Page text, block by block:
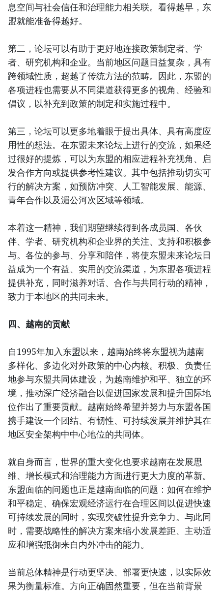
息空间与社会信任和治理能力相关联。看得越早，东
盟就能准备得越好。
第二，论坛可以有助于更好地连接政策制定者、学
者、研究机构和企业。当前地区问题日益复杂，具有
跨领域性质，超越了传统方法的范畴。因此，东盟的
各项进程也需要从不同渠道获得更多的视角、经验和
倡议，以补充到政策的制定和实施过程中。
第三，论坛可以更多地着眼于提出具体、具有高度应
用性的想法。在东盟未来论坛上进行的交流，如果经
过很好的提炼，可以为东盟的相应进程补充视角、启
发合作方向或提供参考性建议。其中包括推动切实可
行的解决方案，如预防冲突、人工智能发展、能源、
青年合作以及湄公河次区域等领域。
本着这一精神，我们期望继续得到各成员国、各伙
伴、学者、研究机构和企业界的关注、支持和积极参
与。各位的参与、分享和陪伴，将使东盟未来论坛日
益成为一个有益、实用的交流渠道，为东盟各项进程
提供补充，同时滋养对话、合作与共同行动的精神，
致力于本地区的共同未来。
四、越南的贡献
自1995年加入东盟以来，越南始终将东盟视为越南
多样化、多边化对外政策的中心内核。积极、负责任
地参与东盟共同体建设，为越南维护和平、独立的环
境，推动深广经济融合以促进国家发展和提升国际地
位作出了重要贡献。越南始终希望并努力与东盟各国
携手建设一个团结、有韧性、可持续发展并维护其在
地区安全架构中中心地位的共同体。
就自身而言，世界的重大变化也要求越南在发展思
维、增长模式和治理能力方面进行更大力度的革新。
东盟面临的问题也正是越南面临的问题：如何在维护
和平稳定、确保宏观经济运行在合理区间以促进快速
可持续发展的同时，实现突破性提升竞争力。与此同
时，需要战略性的解决方案来缩小发展差距、主动适
应和增强抵御来自内外冲击的能力。
当前总体精神是行动更坚决、部署更快速，以实际效
果为衡量标准。方向正确固然重要，但在当前背景